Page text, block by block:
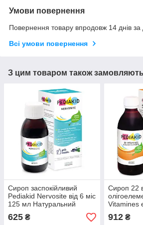
Умови повернення
Повернення товару впродовж 14 днів за
Всі умови повернення
З цим товаром також замовляють
Сироп заспокійливий
Pediakid Nervosite від 6 міс
125 мл Натуральний
підвищеної збудливості
625 ₴
Сироп 22
Vitamines
від 6 міс
для дітей
912₴